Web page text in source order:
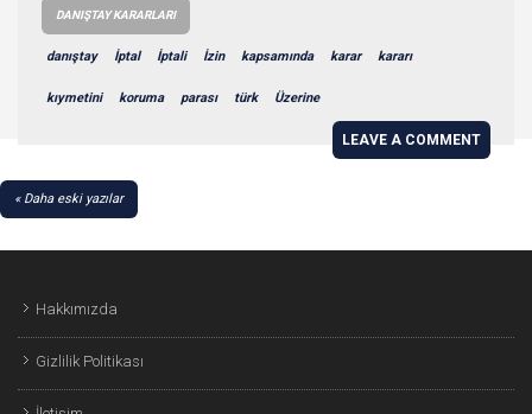
DANIŞTAY KARARLARI
danıştay İptal İptali İzin kapsamında karar kararı
kıymetini koruma parası türk Üzerine
LEAVE A COMMENT
YAZI
Daha eski yazılar
Hakkımızda
Gizlilik Politikası